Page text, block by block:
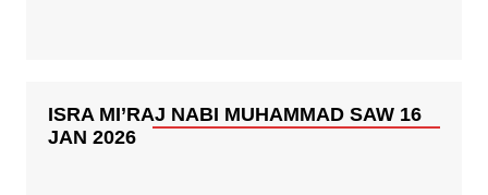
ISRA MI’RAJ NABI MUHAMMAD SAW 16
JAN 2026